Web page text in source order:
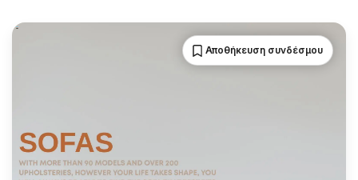
Αποθήκευση συνδέσμου